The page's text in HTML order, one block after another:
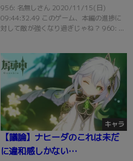
ｗｗ
956: 名無しさん 2020/11/15(日)
09:44:32.49 このゲーム、本編の進捗に
対して敵が強くなり過ぎじゃね？ 960: ...
キャラ
【議論】ナヒーダのこれは未だ
に違和感しかない…